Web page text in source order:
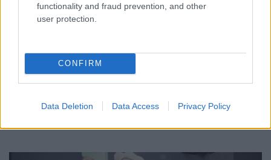
functionality and fraud prevention, and other
user protection.
CONFIRM
Data Deletion Data Access Privacy Policy
Júliusban mindössze 1,2 százalékkal emelkedtek éves
összevetésben a fogyasztói árak, miközben az élelmiszerek ára